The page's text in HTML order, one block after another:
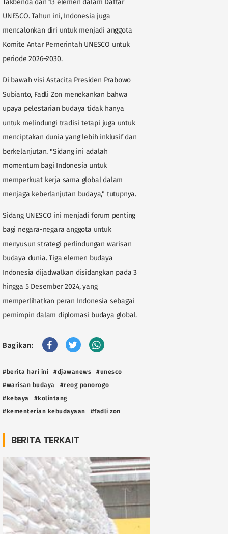
Takbenda dan 13 elemen dalam Daftar
UNESCO. Tahun ini, Indonesia juga
mencalonkan diri untuk menjadi anggota
Komite Antar Pemerintah UNESCO untuk
periode 2026–2030.
Di bawah visi Astacita Presiden Prabowo
Subianto, Fadli Zon menekankan bahwa
upaya pelestarian budaya tidak hanya
untuk melindungi tradisi tetapi juga untuk
menciptakan dunia yang lebih inklusif dan
berkelanjutan. "Sidang ini adalah
momentum bagi Indonesia untuk
memperkuat kerja sama global dalam
menjaga keberlanjutan budaya," tutupnya.
Sidang UNESCO ini menjadi forum penting
bagi negara-negara anggota untuk
menyusun strategi perlindungan warisan
budaya dunia. Tiga elemen budaya
Indonesia dijadwalkan disidangkan pada 3
hingga 5 Desember 2024, yang
memperlihatkan peran Indonesia sebagai
pemimpin dalam diplomasi budaya global.
Bagikan:
#berita hari ini #djawanews
#unesco
#warisan budaya
#reog ponorogo
#kebaya
#kolintang
#kementerian kebudayaan
#fadli zon
BERITA TERKAIT